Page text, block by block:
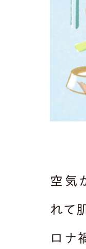
空気
れて
ロナ